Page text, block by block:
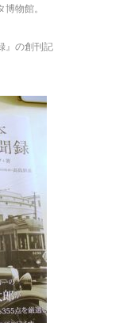
物館。
』の創刊記